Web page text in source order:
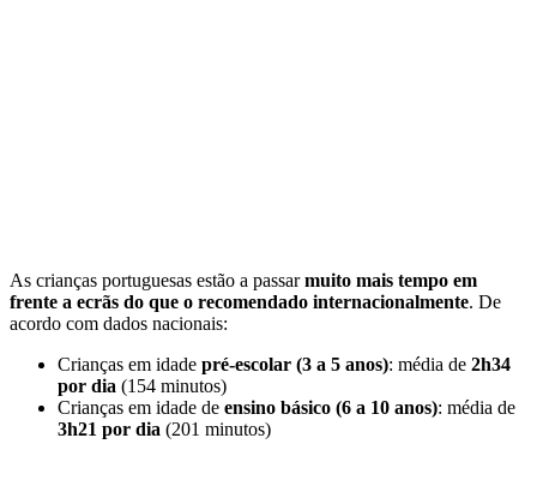
As crianças portuguesas estão a passarmuito mais tempo em
frente a ecrãs do que o recomendado internacionalmente. De
acordo com dados nacionais:
Crianças em idade pré-escolar (3 a 5 anos): média de 2h34
por dia (154 minutos)
Crianças em idade de ensino básico (6 a 10 anos): média de
3h21 por dia (201 minutos)